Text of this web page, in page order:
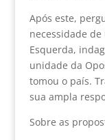
Após este,
necessidade
Esquerda,
unidade da
tomou o país.
sua ampla
Sobre as